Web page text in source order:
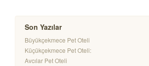
Son Yazılar
Büyükçekmece Pet Oteli
Küçükçekmece Pet Oteli:
Avcılar Pet Oteli